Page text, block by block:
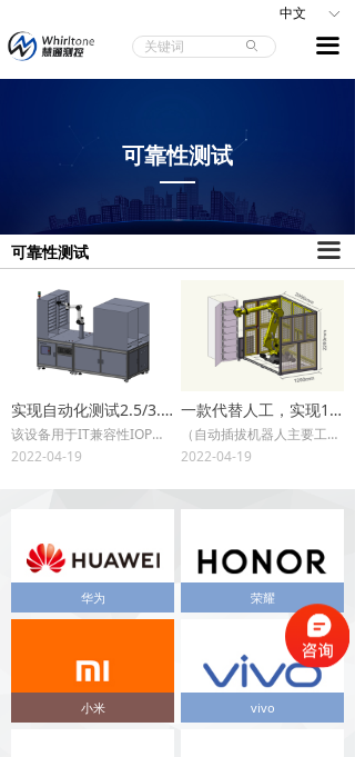
ꀅ
中文
ꄙ 끀
可靠性测试
▬▬▬▬
华为 荣耀
小米 vivo
可靠性测试 끀
实现自动化测试2.5/3.5寸硬盘兼容性插拔测试
该设备用于IT兼容性IOP实验室进行兼容性对接。包含： Sas固定式硬盘插拔机械臂，支持SAS，Sata，Nvme等硬盘（2.5寸和3.5寸）插拔并支持换插。
2022-04-19
一款代替人工，实现10KV高压插拔模块实验或测试
（自动插拔机器人主要工作是自动插拔处理器产品的设备，控制其在检测柜体拉出和推入次数、速度等参数验证。因为高压特别危险，人员作业会有安全隐患，此设备避免了安全隐患，末端工具可实现10KV高压持续电弧放电，安全可靠。
2022-04-19